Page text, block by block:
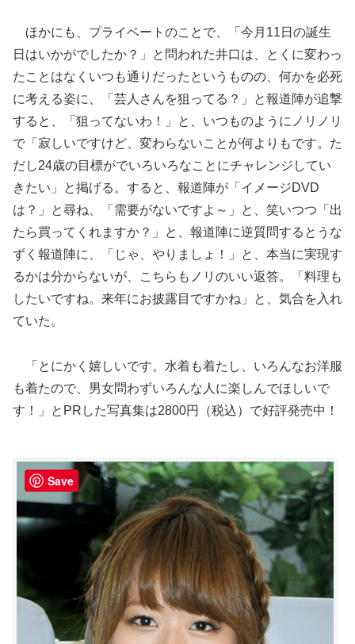
ほかにも、プライベートのことで、「今月11日の誕生
日はいかがでしたか？」と問われた井口は、とくに変わっ
たことはなくいつも通りだったというものの、何かを必死
に考える姿に、「芸人さんを狙ってる？」と報道陣が追撃
すると、「狙ってないわ！」と、いつものようにノリノリ
で「寂しいですけど、変わらないことが何よりもです。た
だし24歳の目標がでいろいろなことにチャレンジしてい
きたい」と掲げる。すると、報道陣が「イメージDVD
は？」と尋ね、「需要がないですよ～」と、笑いつつ「出
たら買ってくれますか？」と、報道陣に逆質問するとうな
ずく報道陣に、「じゃ、やりましょ！」と、本当に実現す
るかは分からないが、こちらもノリのいい返答。「料理も
したいですね。来年にお披露目ですかね」と、気合を入れ
ていた。
「とにかく嬉しいです。水着も着たし、いろんなお洋服
も着たので、男女問わずいろんな人に楽しんでほしいで
す！」とPRした写真集は2800円（税込）で好評発売中！
Save